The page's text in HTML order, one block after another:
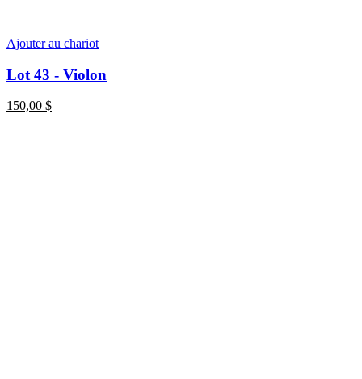
Ajouter au chariot
Lot 43 - Violon
150,00 $